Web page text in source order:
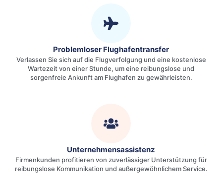
Problemloser Flughafentransfer
Verlassen Sie sich auf die Flugverfolgung und eine kostenlose
Wartezeit von einer Stunde, um eine reibungslose und
sorgenfreie Ankunft am Flughafen zu gewährleisten.
Unternehmensassistenz
Firmenkunden profitieren von zuverlässiger Unterstützung für
reibungslose Kommunikation und außergewöhnlichem Service.